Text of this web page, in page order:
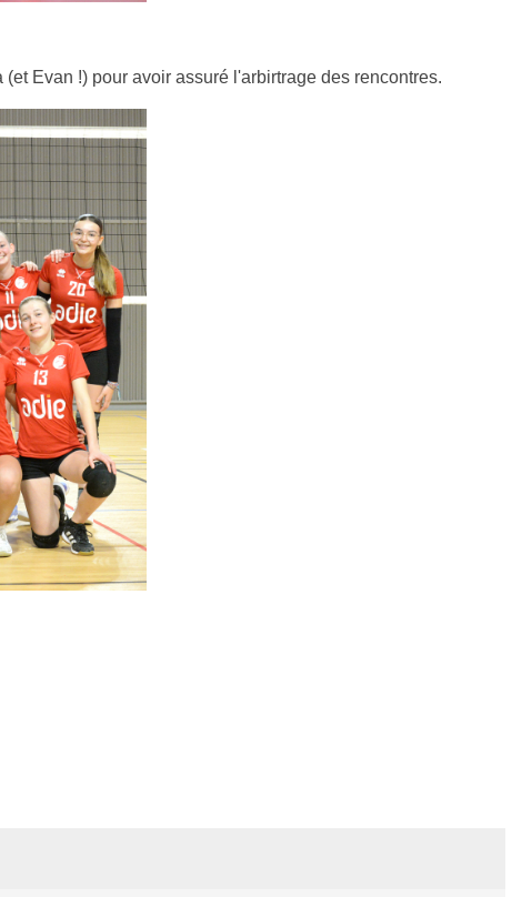
Evan !) pour avoir assuré l'arbirtrage des rencontres.